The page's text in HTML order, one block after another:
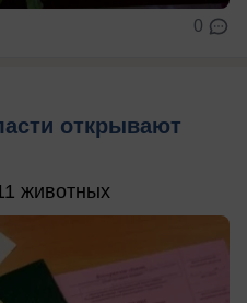
0
открывают
животных